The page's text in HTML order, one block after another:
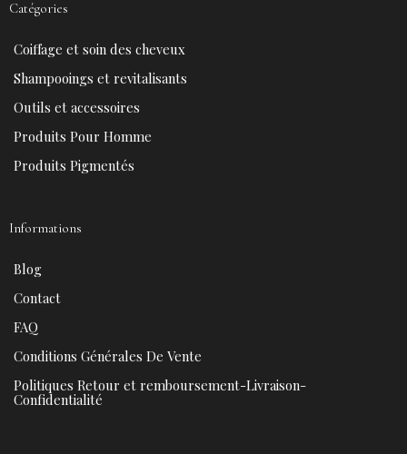
b
o
o
k
e
e
s
t
b
e r
a
Catégories
Coiffage et soin des cheveux
Shampooings et revitalisants
Outils et accessoires
Produits Pour Homme
Produits Pigmentés
Informations
Blog
Contact
FAQ
Conditions Générales De Vente
Politiques Retour et remboursement-Livraison-
Confidentialité